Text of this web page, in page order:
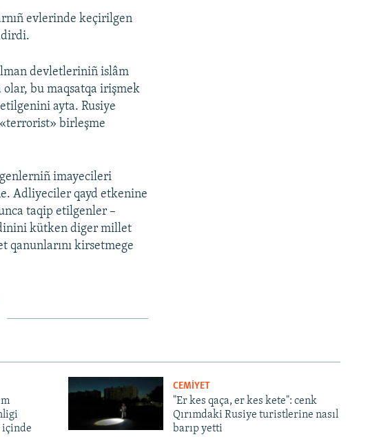
evlerinde keçirilgen
devletleriniñ islâm
olar, bu maqsatqa irişmek
ayta. Rusiye
birleşme
imayecileri
Adliyeciler qayd etkenine
taqip etilgenler –
kütken diger millet
qanunlarını kirsetmege
içinde
CEMİYET
"Er kes qaça, er kes kete": cenk
Qırımdaki Rusiye turistlerine nasıl
barıp yetti